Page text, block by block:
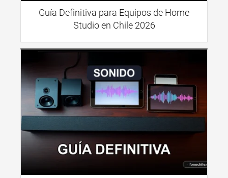
Guía Definitiva para Equipos de Home
Studio en Chile 2026